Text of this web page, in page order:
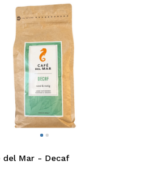
del Mar - Decaf